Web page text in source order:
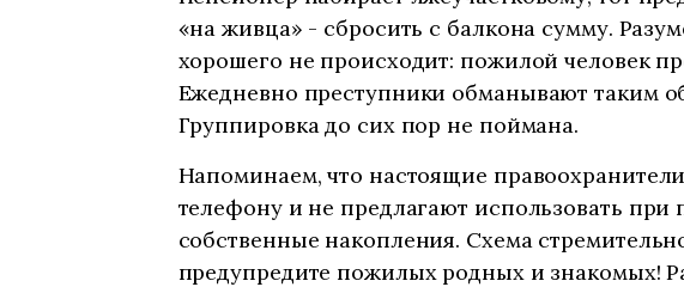
«на живца» - сбросить с балкона сумму.
хорошего не происходит: пожилой человек
Ежедневно преступники обманывают таким
Группировка до сих пор не поймана.
Напоминаем, что настоящие
телефону и не предлагают использовать при
собственные накопления. Схема
предупредите пожилых родных и знакомых!